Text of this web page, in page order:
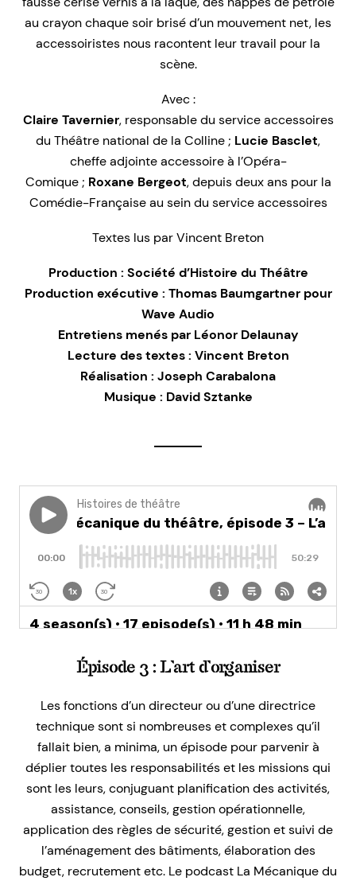
au crayon chaque soir brisé d’un mouvement net, les
accessoiristes nous racontent leur travail pour la
scène.
Avec :
Claire Tavernier, responsable du service accessoires
du Théâtre national de la Colline ; Lucie Basclet,
cheffe adjointe accessoire à l’Opéra-
Comique ; Roxane Bergeot, depuis deux ans pour la
Comédie-Française au sein du service accessoires
Textes lus par Vincent Breton
Production : Société d’Histoire du Théâtre
Production exécutive : Thomas Baumgartner pour
Wave Audio
Entretiens menés par Léonor Delaunay
Lecture des textes : Vincent Breton
Réalisation : Joseph Carabalona
Musique : David Sztanke
Épisode 3 : L’art d’organiser
Les fonctions d’un directeur ou d’une directrice
technique sont si nombreuses et complexes qu’il
fallait bien,a minima, un épisode pour parvenir à
déplier toutes les responsabilités et les missions qui
sont les leurs, conjuguant planification des activités,
assistance, conseils, gestion opérationnelle,
application des règles de sécurité, gestion et suivi de
l’aménagement des bâtiments, élaboration des
budget, recrutement etc. Le podcast La Mécanique du